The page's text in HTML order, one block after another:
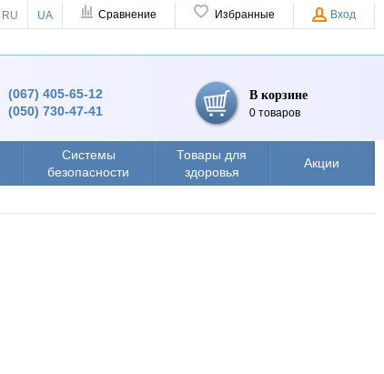
RU UA Сравнение Избранные Вход
(067) 405-65-12
(050) 730-47-41
В корзине
0 товаров
Системы
безопасности
Товары для
здоровья
Акции